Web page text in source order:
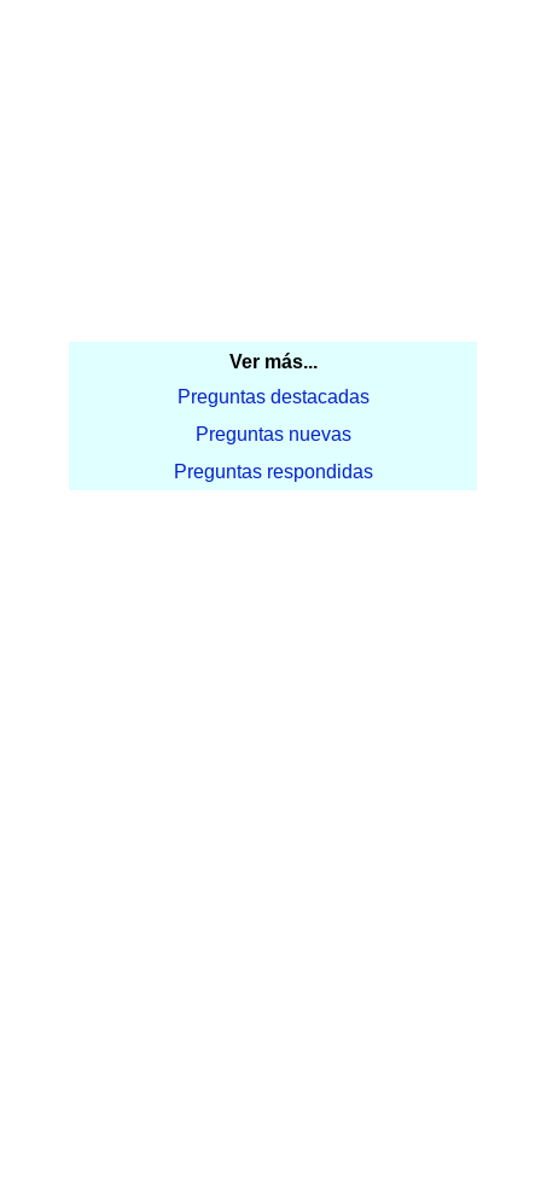
Ver más...
Preguntas destacadas
Preguntas nuevas
Preguntas respondidas